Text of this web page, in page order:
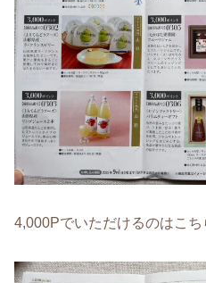
4,000Pでいただけるのはこち